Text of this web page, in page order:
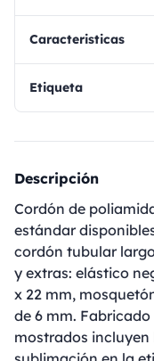
Caracteristicas
Etiqueta
Descripción
Cordón de
estándar
cordón tubular
y extras: elástico
x 22 mm,
de 6 mm.
mostrados